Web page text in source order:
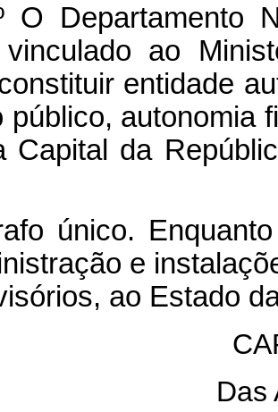
O Departamento
vinculado ao
entidade
público, autonomia
Capital da
único.
e
ao Estado
Das